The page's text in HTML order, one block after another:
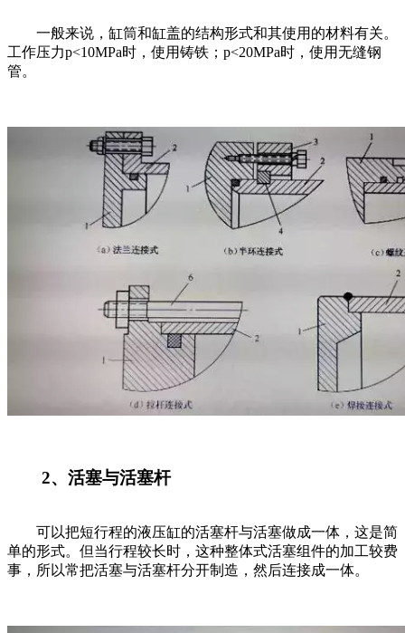
一般来说，缸筒和缸盖的结构形式和其使用的材料有关。
工作压力p<10MPa时，使用铸铁；p<20MPa时，使用无缝钢
管。
2、活塞与活塞杆
可以把短行程的液压缸的活塞杆与活塞做成一体，这是简
单的形式。但当行程较长时，这种整体式活塞组件的加工较费
事，所以常把活塞与活塞杆分开制造，然后连接成一体。